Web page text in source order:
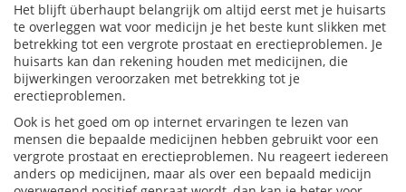
Het blijft überhaupt belangrijk om altijd eerst met je huisarts
te overleggen wat voor medicijn je het beste kunt slikken met
betrekking tot een vergrote prostaat en erectieproblemen. Je
huisarts kan dan rekening houden met medicijnen, die
bijwerkingen veroorzaken met betrekking tot je
erectieproblemen.
Ook is het goed om op internet ervaringen te lezen van
mensen die bepaalde medicijnen hebben gebruikt voor een
vergrote prostaat en erectieproblemen. Nu reageert iedereen
anders op medicijnen, maar als over een bepaald medicijn